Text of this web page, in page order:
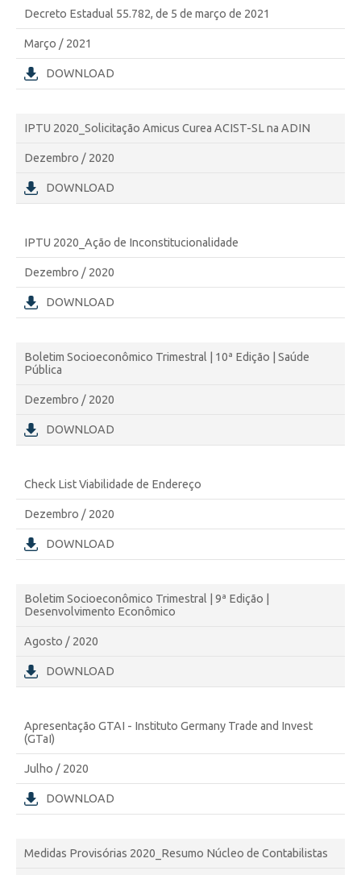
Decreto Estadual 55.782, de 5 de março de 2021
Março / 2021
DOWNLOAD
IPTU 2020_Solicitação Amicus Curea ACIST-SL na ADIN
Dezembro / 2020
DOWNLOAD
IPTU 2020_Ação de Inconstitucionalidade
Dezembro / 2020
DOWNLOAD
Boletim Socioeconômico Trimestral | 10ª Edição | Saúde
Pública
Dezembro / 2020
DOWNLOAD
Check List Viabilidade de Endereço
Dezembro / 2020
DOWNLOAD
Boletim Socioeconômico Trimestral | 9ª Edição |
Desenvolvimento Econômico
Agosto / 2020
DOWNLOAD
Apresentação GTAI - Instituto Germany Trade and Invest
(GTaI)
Julho / 2020
DOWNLOAD
Medidas Provisórias 2020_Resumo Núcleo de Contabilistas